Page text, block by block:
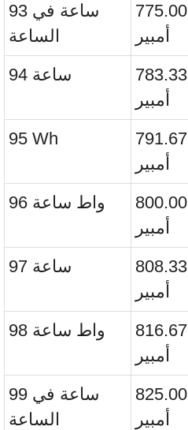
93 ساعة في
الساعة
775.00 مللي
أمبير
94 ساعة
783.33 مللي
أمبير
95 Wh
791.67 مللي
أمبير
96 واط ساعة
800.00 مللي
أمبير
97 ساعة
808.33 مللي
أمبير
98 واط ساعة
816.67 مللي
أمبير
99 ساعة في
الساعة
825.00 مللي
أمبير